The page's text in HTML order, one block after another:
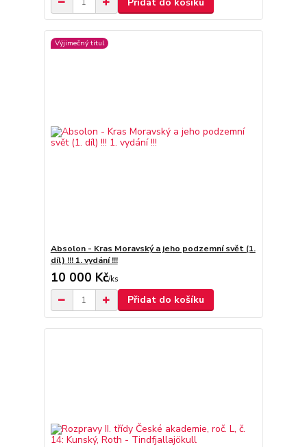
Výjimečný titul
Absolon - Kras Moravský a jeho podzemní svět (1.
díl) !!! 1. vydání !!!
10 000 Kč/ks
Přidat do košíku